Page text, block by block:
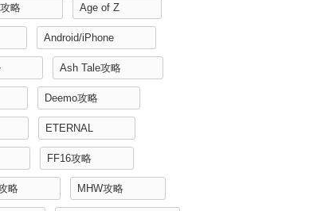
略 Age of Z
Android/iPhone
Ash Tale攻略
Deemo攻略
ETERNAL
FF16攻略
略 MHW攻略